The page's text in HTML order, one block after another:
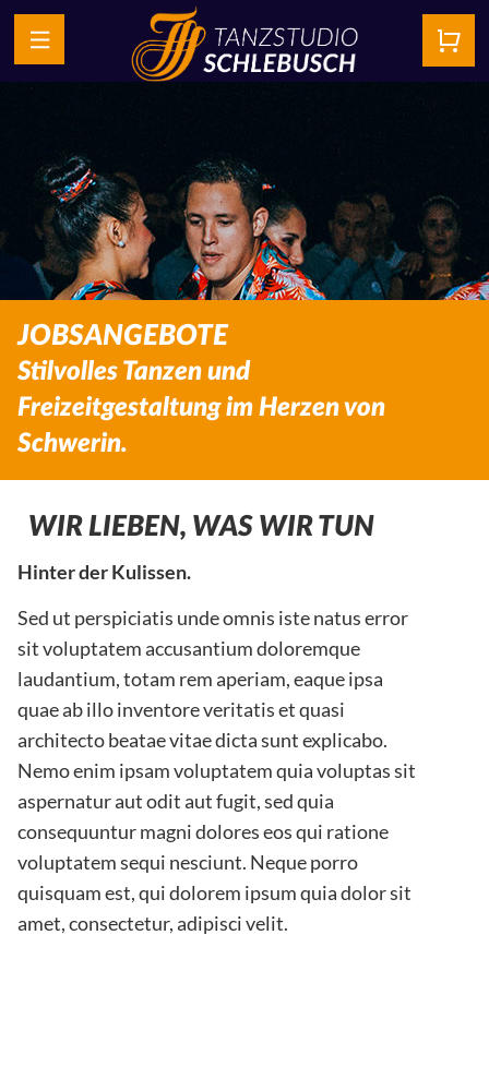
JOBSANGEBOTE
Stilvolles Tanzen und
Freizeitgestaltung im Herzen von
Schwerin.
WIR LIEBEN, WAS WIR TUN
Hinter der Kulissen.
Sed ut perspiciatis unde omnis iste natus error
sit voluptatem accusantium doloremque
laudantium, totam rem aperiam, eaque ipsa
quae ab illo inventore veritatis et quasi
architecto beatae vitae dicta sunt explicabo.
Nemo enim ipsam voluptatem quia voluptas sit
aspernatur aut odit aut fugit, sed quia
consequuntur magni dolores eos qui ratione
voluptatem sequi nesciunt. Neque porro
quisquam est, qui dolorem ipsum quia dolor sit
amet, consectetur, adipisci velit.